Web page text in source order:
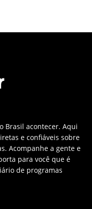
Brasil acontecer. Aqui
e confiáveis sobre
Acompanhe a gente e
para você que é
de programas